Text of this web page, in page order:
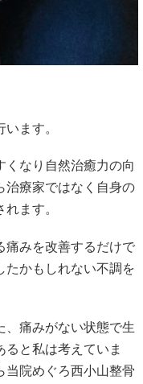
ます。
くなり自然治癒力の向
治療家ではなく自身の
ます。
痛みを改善するだけで
たかもしれない不調を
、痛みがない状態で生
と私は考えていま
当院めぐろ西小山整骨